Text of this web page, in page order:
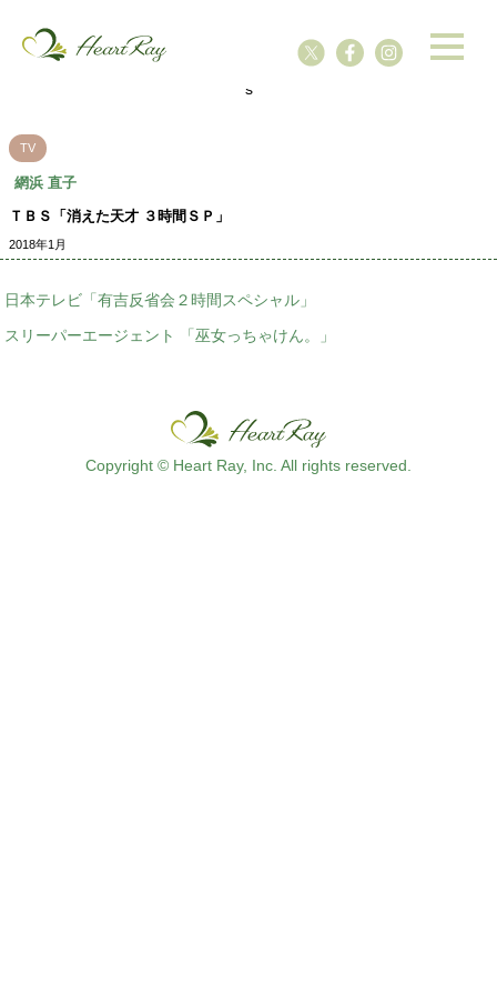
s
TV
網浜 直子
ＴＢＳ「消えた天才 ３時間ＳＰ」
2018年1月
日本テレビ「有吉反省会２時間スペシャル」
スリーパーエージェント 「巫女っちゃけん。」
Copyright © Heart Ray, Inc. All rights reserved.